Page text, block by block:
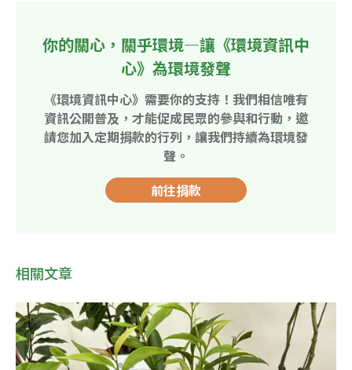
你的關心，關乎環境—讓《環境資訊中
心》為環境發聲
《環境資訊中心》需要你的支持！我們相信唯有
資訊公開普及，才能促成民眾的參與和行動，邀
請您加入定期捐款的行列，讓我們持續為環境發
聲。
前往捐款
相關文章